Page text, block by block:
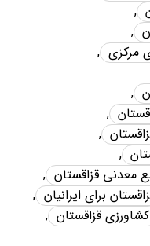
,
,
مرکزی ,
,
,
,
,
معدنی قزاقستان ,
برای ایرانیان ,
کشاورزی قزاقستان ,